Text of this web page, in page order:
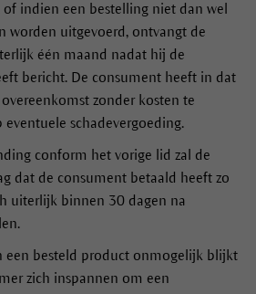
indien een bestelling niet dan wel
worden uitgevoerd, ontvangt de
één maand nadat hij de
bericht. De consument heeft in dat
zonder kosten te
schadevergoeding.
conform het vorige lid zal de
dat de consument betaald heeft zo
uiterlijk binnen 30 dagen na
een besteld product onmogelijk blijkt
zich inspannen om een